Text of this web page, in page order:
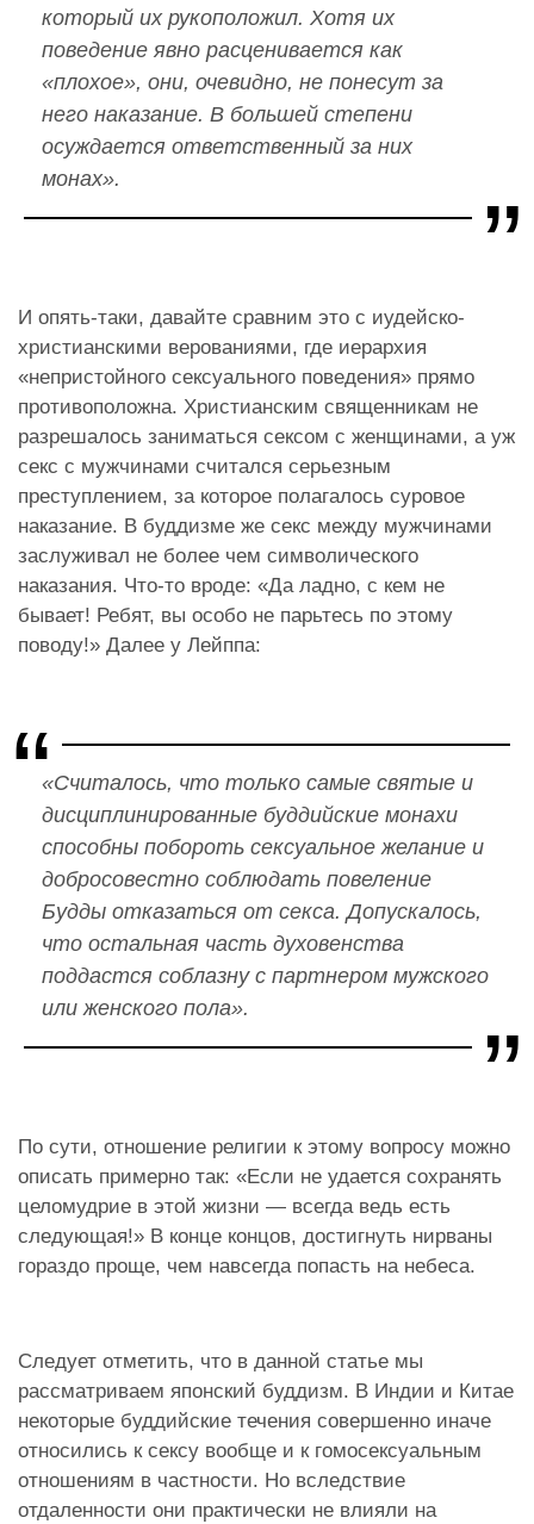
который их рукоположил. Хотя их
поведение явно расценивается как
«плохое», они, очевидно, не понесут за
него наказание. В большей степени
осуждается ответственный за них
монах».
И опять-таки, давайте сравним это с иудейско-
христианскими верованиями, где иерархия
«непристойного сексуального поведения» прямо
противоположна. Христианским священникам не
разрешалось заниматься сексом с женщинами, а уж
секс с мужчинами считался серьезным
преступлением, за которое полагалось суровое
наказание. В буддизме же секс между мужчинами
заслуживал не более чем символического
наказания. Что-то вроде: «Да ладно, с кем не
бывает! Ребят, вы особо не парьтесь по этому
поводу!» Далее у Лейппа:
«Считалось, что только самые святые и
дисциплинированные буддийские монахи
способны побороть сексуальное желание и
добросовестно соблюдать повеление
Будды отказаться от секса. Допускалось,
что остальная часть духовенства
поддастся соблазну с партнером мужского
или женского пола».
По сути, отношение религии к этому вопросу можно
описать примерно так: «Если не удается сохранять
целомудрие в этой жизни — всегда ведь есть
следующая!» В конце концов, достигнуть нирваны
гораздо проще, чем навсегда попасть на небеса.
Следует отметить, что в данной статье мы
рассматриваем японский буддизм. В Индии и Китае
некоторые буддийские течения совершенно иначе
относились к сексу вообще и к гомосексуальным
отношениям в частности. Но вследствие
отдаленности они практически не влияли на